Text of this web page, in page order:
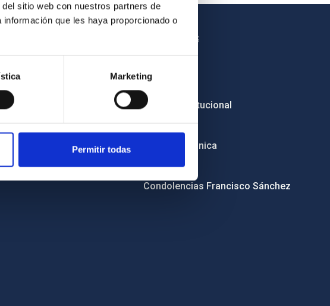
sitio web con nuestros partners de
que les haya proporcionado o
Marketing
Permitir todas
OTROS ENLACES
Licitaciones
Imagen institucional
RSS
Sede electrónica
Canal ético
Condolencias Francisco Sánchez